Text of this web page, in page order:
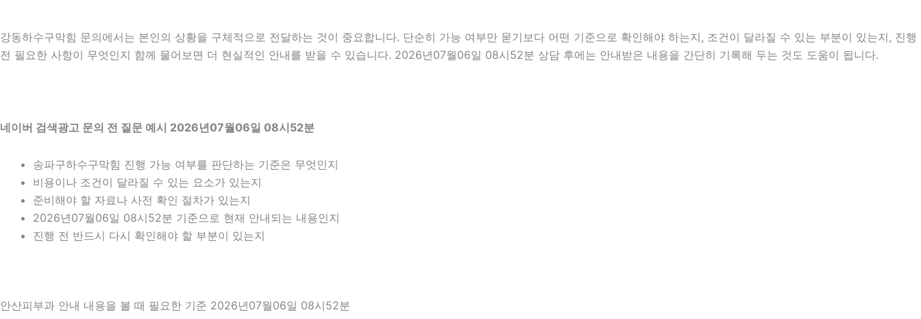
강동하수구막힘 문의에서는 본인의 상황을 구체적으로 전달하는 것이 중요합니다. 단순히 가능 여부만 묻기보다 어떤 기준으로 확인해야 하는지, 조건이 달라질 수 있는 부분이 있는지, 진행
전 필요한 사항이 무엇인지 함께 물어보면 더 현실적인 안내를 받을 수 있습니다. 2026년07월06일 08시52분 상담 후에는 안내받은 내용을 간단히 기록해 두는 것도 도움이 됩니다.
네이버 검색광고 문의 전 질문 예시 2026년07월06일 08시52분
송파구하수구막힘 진행 가능 여부를 판단하는 기준은 무엇인지
비용이나 조건이 달라질 수 있는 요소가 있는지
준비해야 할 자료나 사전 확인 절차가 있는지
2026년07월06일 08시52분 기준으로 현재 안내되는 내용인지
진행 전 반드시 다시 확인해야 할 부분이 있는지
안산피부과 안내 내용을 볼 때 필요한 기준 2026년07월06일 08시52분